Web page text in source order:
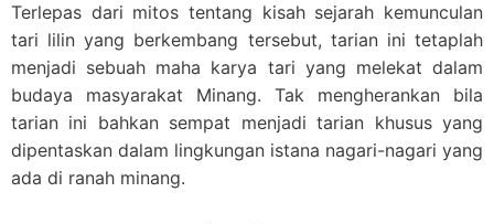
Terlepas dari mitos tentang kisah sejarah kemunculan
tari lilin yang berkembang tersebut, tarian ini tetaplah
menjadi sebuah maha karya tari yang melekat dalam
budaya masyarakat Minang. Tak mengherankan bila
tarian ini bahkan sempat menjadi tarian khusus yang
dipentaskan dalam lingkungan istana nagari-nagari yang
ada di ranah minang.